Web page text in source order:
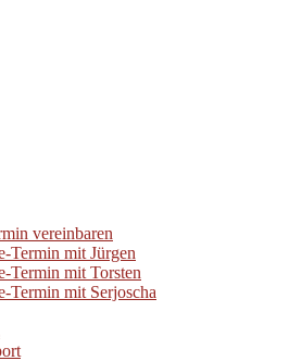
vereinbaren
Termin mit Jürgen
Termin mit Torsten
Termin mit Serjoscha